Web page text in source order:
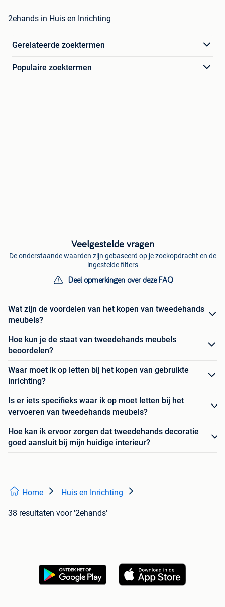
2ehands in Huis en Inrichting
Gerelateerde zoektermen
Populaire zoektermen
Veelgestelde vragen
De onderstaande waarden zijn gebaseerd op je zoekopdracht en de
ingestelde filters
Deel opmerkingen over deze FAQ
Wat zijn de voordelen van het kopen van tweedehands
meubels?
Hoe kun je de staat van tweedehands meubels
beoordelen?
Waar moet ik op letten bij het kopen van gebruikte
inrichting?
Is er iets specifieks waar ik op moet letten bij het
vervoeren van tweedehands meubels?
Hoe kan ik ervoor zorgen dat tweedehands decoratie
goed aansluit bij mijn huidige interieur?
Home Huis en Inrichting
38 resultaten voor '2ehands'